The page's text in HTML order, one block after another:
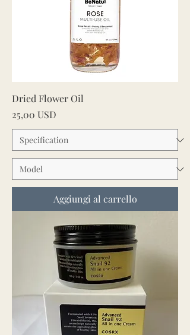
Dried Flower Oil
Prezzo
25,00 USD
Aggiungi al carrello